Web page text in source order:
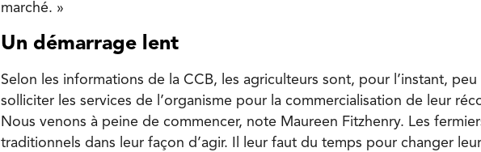
marché. »
Un démarrage lent
Selon les informations de la CCB, les agriculteurs sont, pour l’instant,
solliciter les services de l’organisme pour la commercialisation de leur
Nous venons à peine de commencer, note Maureen Fitzhenry. Les
traditionnels dans leur façon d’agir. Il leur faut du temps pour changer